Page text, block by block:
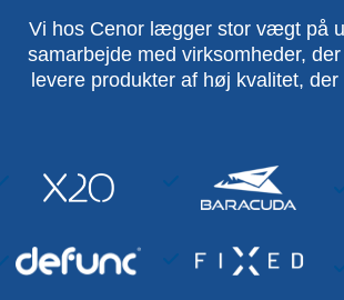
Vi hos Cenor lægger stor vægt på
samarbejde med virksomheder,
levere produkter af høj kvalitet,